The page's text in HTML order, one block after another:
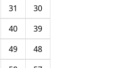
30
31
39
40
48
49